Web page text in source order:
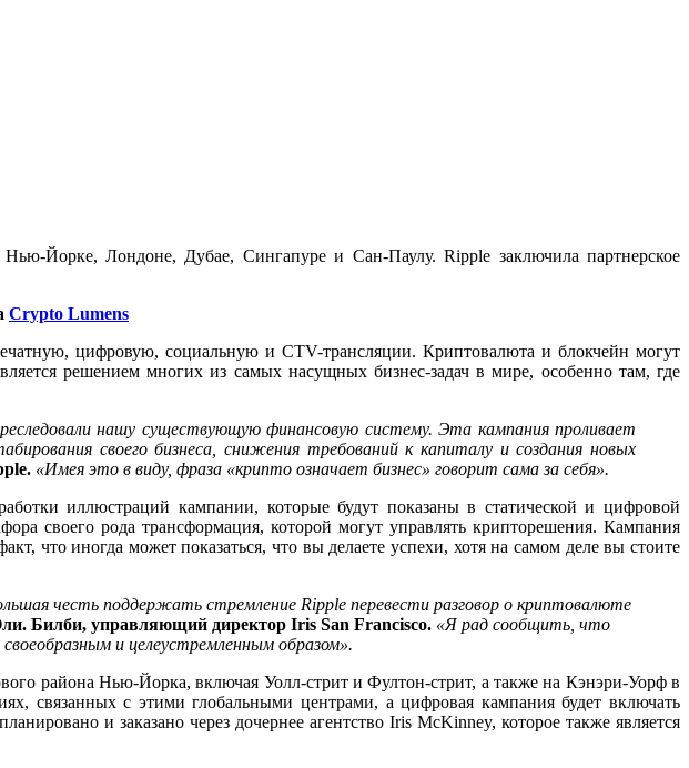
Нью-Йорке, Лондоне, Дубае, Сингапуре и Сан-Паулу. Ripple заключила партнерское
Crypto Lumens
цифровую, социальную и CTV-трансляции. Криптовалюта и блокчейн могут
решением многих из самых насущных бизнес-задач в мире, особенно там, где
нашу существующую финансовую систему. Эта кампания проливает
своего бизнеса, снижения требований к капиталу и создания новых
«Имея это в виду, фраза «крипто означает бизнес» говорит сама за себя».
иллюстраций кампании, которые будут показаны в статической и цифровой
своего рода трансформация, которой могут управлять крипторешения. Кампания
что иногда может показаться, что вы делаете успехи, хотя на самом деле вы стоите
честь поддержать стремление Ripple перевести разговор о криптовалюте
Билби, управляющий директор Iris San Francisco. «Я рад сообщить, что
и целеустремленным образом».
района Нью-Йорка, включая Уолл-стрит и Фултон-стрит, а также на Кэнэри-Уорф в
связанных с этими глобальными центрами, а цифровая кампания будет включать
и заказано через дочернее агентство Iris McKinney, которое также является